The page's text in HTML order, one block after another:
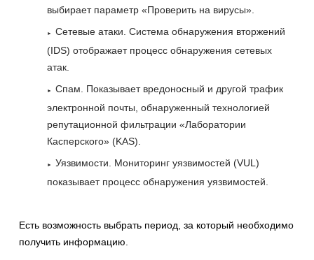
выбирает параметр «Проверить на вирусы».
Сетевые атаки. Система обнаружения вторжений
(IDS) отображает процесс обнаружения сетевых
атак.
Спам. Показывает вредоносный и другой трафик
электронной почты, обнаруженный технологией
репутационной фильтрации «Лаборатории
Касперского» (KAS).
Уязвимости. Мониторинг уязвимостей (VUL)
показывает процесс обнаружения уязвимостей.
Есть возможность выбрать период, за который необходимо
получить информацию.